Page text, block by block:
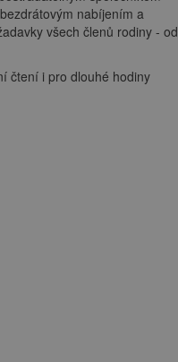
nabíjením a
všech členů rodiny - od
čtení i pro dlouhé hodiny